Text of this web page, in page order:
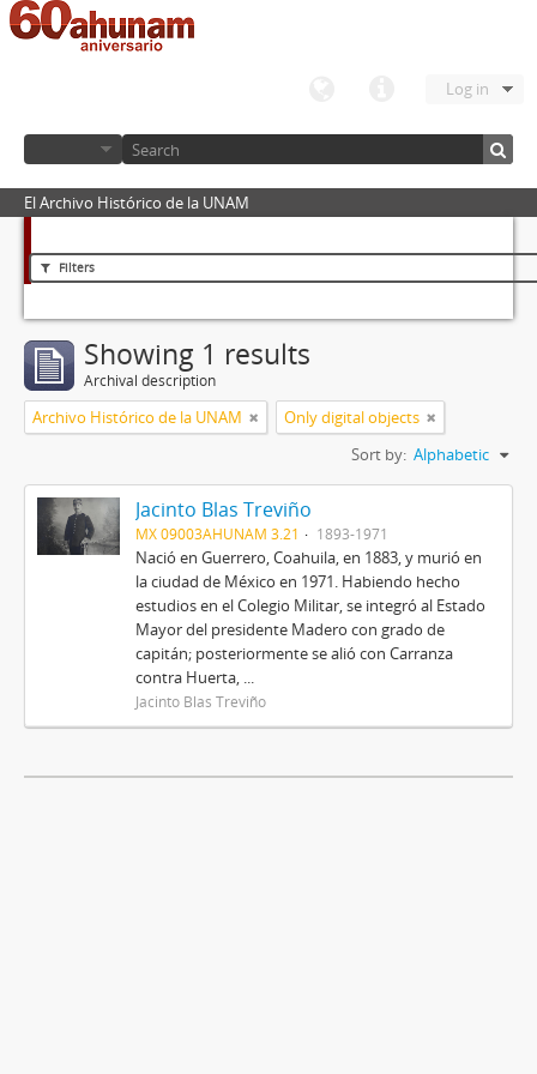
Log in
El Archivo Histórico de la UNAM
Filters
Showing 1 results
Archival description
Archivo Histórico de la UNAM
Only digital objects
Sort by: Alphabetic
Jacinto Blas Treviño
MX 09003AHUNAM 3.21 1893-1971
Nació en Guerrero, Coahuila, en 1883, y murió en
la ciudad de México en 1971. Habiendo hecho
estudios en el Colegio Militar, se integró al Estado
Mayor del presidente Madero con grado de
capitán; posteriormente se alió con Carranza
contra Huerta, ...
Jacinto Blas Treviño